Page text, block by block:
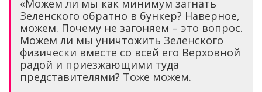
«Можем ли мы как минимум загнать
Зеленского обратно в бункер? Наверное,
можем. Почему не загоняем – это вопрос.
Можем ли мы уничтожить Зеленского
физически вместе со всей его Верховной
радой и приезжающими туда
представителями? Тоже можем.